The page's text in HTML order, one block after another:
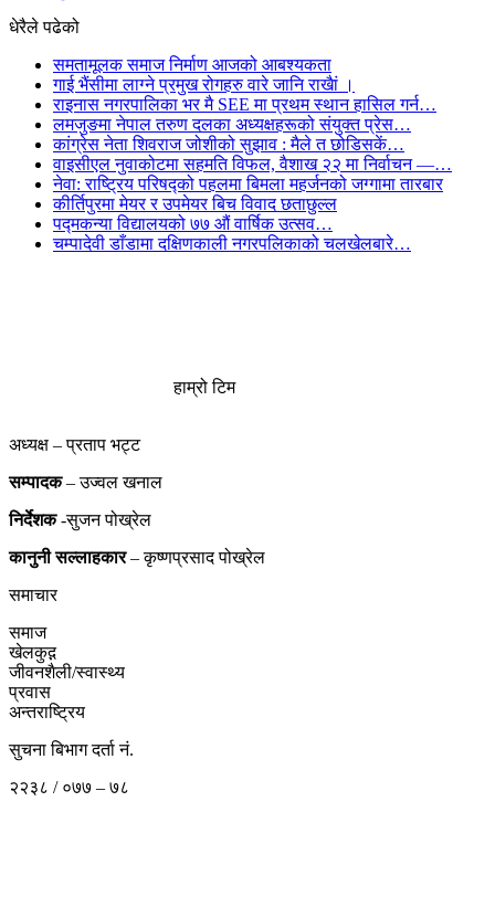
धेरैले पढेको
समतामूलक समाज निर्माण आजको आबश्यकता
गाई भैंसीमा लाग्ने प्रमुख रोगहरु वारे जानि राखैां ।
राइनास नगरपालिका भर मै SEE मा प्रथम स्थान हासिल गर्न…
लमजुङमा नेपाल तरुण दलका अध्यक्षहरूको संयुक्त प्रेस…
कांग्रेस नेता शिवराज जोशीको सुझाव : मैले त छोडिसकें…
वाइसीएल नुवाकोटमा सहमति विफल, वैशाख २२ मा निर्वाचन —…
नेवा: राष्ट्रिय परिषद्को पहलमा बिमला महर्जनको जग्गामा तारबार
कीर्तिपुरमा मेयर र उपमेयर बिच विवाद छताछुल्ल
पद्मकन्या विद्यालयको ७७ औं ‌‌वार्षिक ‌उत्सव…
चम्पादेवी डाँडामा दक्षिणकाली नगरपलिकाको चलखेलबारे…
हाम्रो टिम
अध्यक्ष – प्रताप भट्ट
सम्पादक– उज्वल खनाल
निर्देशक-सुजन पोख्रेल
कानुनी सल्लाहकार– कृष्णप्रसाद पोख्रेल
समाचार
समाज
खेलकुद़़
जीवनशैली/स्वास्थ्य
प्रवास
अन्तराष्ट्रिय
सुचना बिभाग दर्ता नं.
२२३८ / ०७७ – ७८